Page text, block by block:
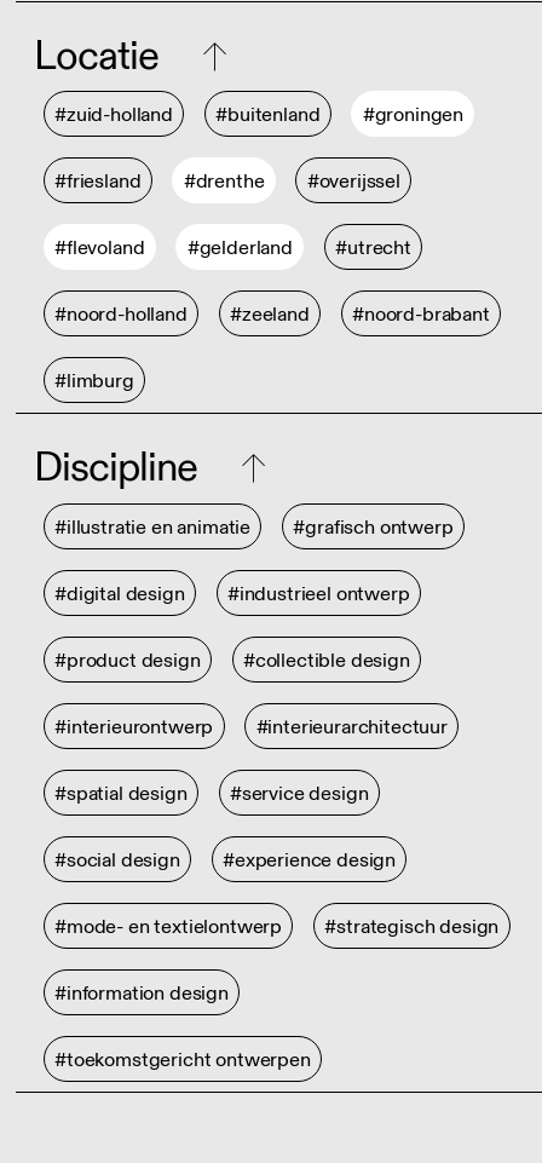
Locatie
#zuid-holland #buitenland #groningen
#friesland #drenthe #overijssel
#flevoland #gelderland #utrecht
#noord-holland #zeeland #noord-brabant
#limburg
Discipline
#illustratie en animatie #grafisch ontwerp
#digital design #industrieel ontwerp
#product design #collectible design
#interieurontwerp #interieurarchitectuur
#spatial design #service design
#social design #experience design
#mode- en textielontwerp #strategisch design
#information design
#toekomstgericht ontwerpen